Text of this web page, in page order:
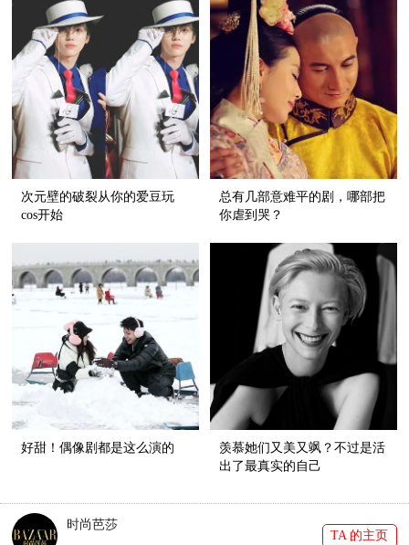
次元壁的破裂从你的爱豆玩
cos开始
总有几部意难平的剧，哪部把
你虐到哭？
好甜！偶像剧都是这么演的
羡慕她们又美又飒？不过是活
出了最真实的自己
时尚芭莎
TA 的主页